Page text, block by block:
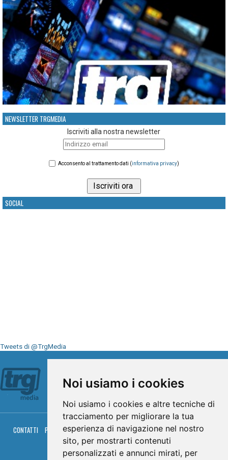
Noi usiamo i cookies
Noi usiamo i cookies e altre tecniche di
tracciamento per migliorare la tua
esperienza di navigazione nel nostro
sito, per mostrarti contenuti
personalizzati e annunci mirati, per
NEWSLETTER TRGMEDIA
Iscriviti alla nostra newsletter
Acconsento al trattamento dati (informativa privacy)
SOCIAL
Tweets di @TrgMedia
CONTATTI PRIVACY COOKIES PALINSESTO DIRETTA TV
DIRETTA RADIO
RGM HITRADIO
© TRG Media 2005-2026